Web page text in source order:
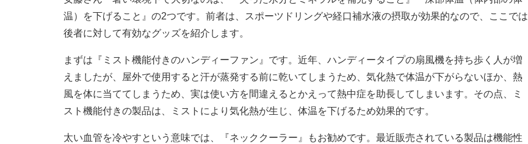
温）を下げること』の2つです。前者は、スポーツドリングや経口補水液の摂取が効果的なので、ここでは
後者に対して有効なグッズを紹介します。
まずは『ミスト機能付きのハンディーファン』です。近年、ハンディータイプの扇風機を持ち歩く人が増
えましたが、屋外で使用すると汗が蒸発する前に乾いてしまうため、気化熱で体温が下がらないほか、熱
風を体に当ててしまうため、実は使い方を間違えるとかえって熱中症を助長してしまいます。その点、ミ
スト機能付きの製品は、ミストにより気化熱が生じ、体温を下げるため効果的です。
太い血管を冷やすという意味では、『ネッククーラー』もお勧めです。最近販売されている製品は機能性